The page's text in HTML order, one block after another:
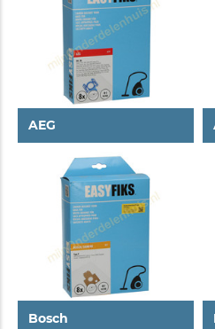
AEG
Bosch